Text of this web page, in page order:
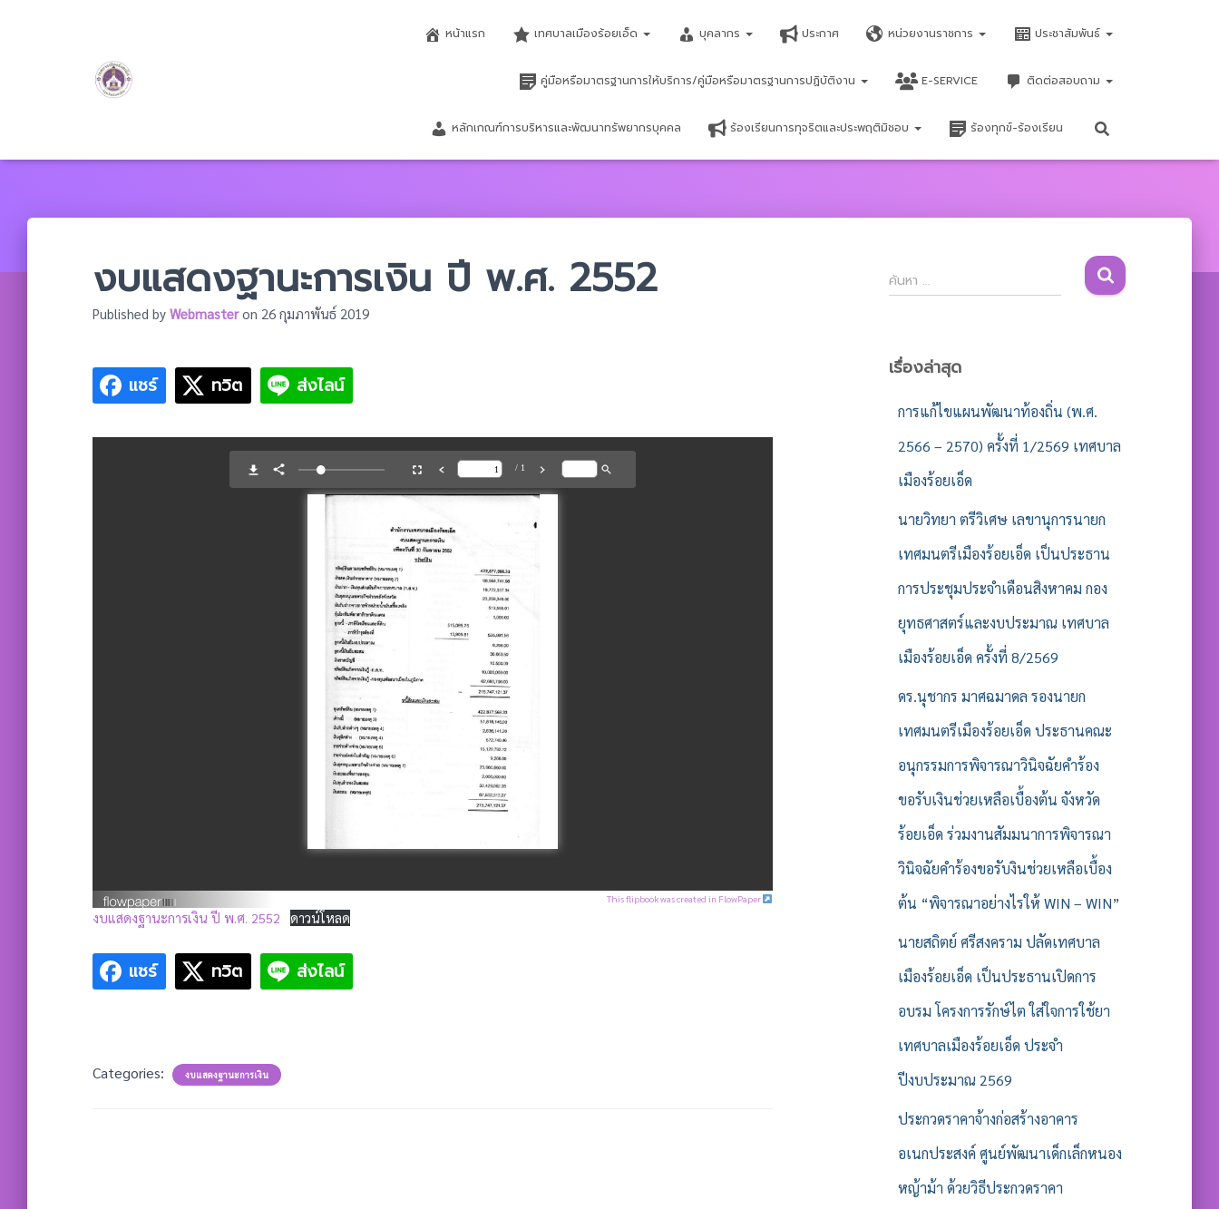
หน้าแรก เทศบาลเมืองร้อยเอ็ด บุคลากร ประกาศ หน่วยงานราชการ ประชาสัมพันธ์
คู่มือหรือมาตรฐานการให้บริการ/คู่มือหรือมาตรฐานการปฏิบัติงาน E-SERVICE ติดต่อสอบถาม
หลักเกณฑ์การบริหารและพัฒนาทรัพยากรบุคคล ร้องเรียนการทุจริตและประพฤติมิชอบ ร้องทุกข์-ร้องเรียน
งบแสดงฐานะการเงิน ปี พ.ศ. 2552
Published by Webmasteron 26 กุมภาพันธ์ 2019
แชร์ ทวิต ส่งไลน์
This flipbook was created in FlowPaper
งบแสดงฐานะการเงิน ปี พ.ศ. 2552 ดาวน์โหลด
แชร์ ทวิต ส่งไลน์
Categories: งบแสดงฐานะการเงิน
ค้
น
สำ
ค้นหา …
เรื่องล่าสุด
การแก้ไขแผนพัฒนาท้องถิ่น (พ.ศ.
2566 – 2570) ครั้งที่ 1/2569 เทศบาล
เมืองร้อยเอ็ด
นายวิทยา ตรีวิเศษ เลขานุการนายก
เทศมนตรีเมืองร้อยเอ็ด เป็นประธาน
การประชุมประจำเดือนสิงหาคม กอง
ยุทธศาสตร์และงบประมาณ เทศบาล
เมืองร้อยเอ็ด ครั้งที่ 8/2569
ดร.นุชากร มาศฉมาดล รองนายก
เทศมนตรีเมืองร้อยเอ็ด ประธานคณะ
อนุกรรมการพิจารณาวินิจฉัยคำร้อง
ขอรับเงินช่วยเหลือเบื้องต้น จังหวัด
ร้อยเอ็ด ร่วมงานสัมมนาการพิจารณา
วินิจฉัยคำร้องขอรับงินช่วยเหลือเบื้อง
ต้น “พิจารณาอย่างไรให้ WIN – WIN”
นายสถิตย์ ศรีสงคราม ปลัดเทศบาล
เมืองร้อยเอ็ด เป็นประธานเปิดการ
อบรม โครงการรักษ์ไต ใส่ใจการใช้ยา
เทศบาลเมืองร้อยเอ็ด ประจำ
ปีงบประมาณ 2569
ประกวดราคาจ้างก่อสร้างอาคาร
อเนกประสงค์ ศูนย์พัฒนาเด็กเล็กหนอง
หญ้าม้า ด้วยวิธีประกวดราคา